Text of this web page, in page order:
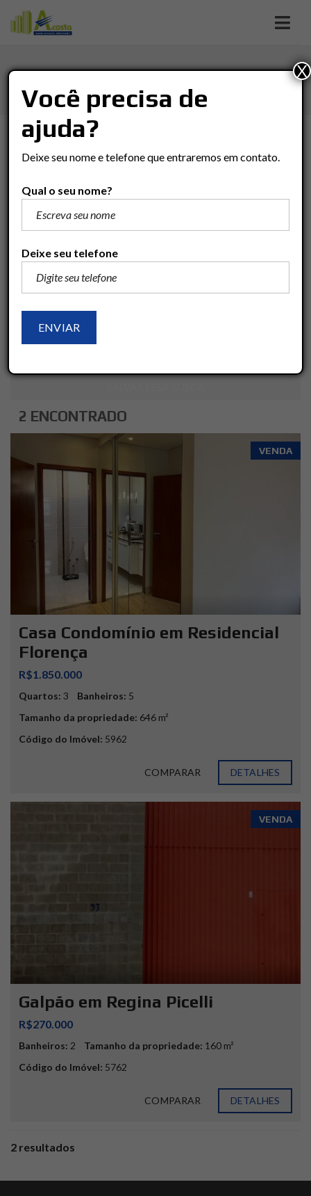
TIPO DE NEGÓCIO
TIPO DO IMÓVEL
BAIRRO
2 ENCONTRADO
VENDA
Casa Condomínio em Residencial
Florença
R$1.850.000
Quartos: 3 Banheiros: 5
Tamanho da propriedade: 646 m²
Código do Imóvel: 5962
COMPARAR DETALHES
VENDA
Galpão em Regina Picelli
R$270.000
Banheiros: 2 Tamanho da propriedade: 160 m²
Código do Imóvel: 5762
COMPARAR DETALHES
2 resultados
Você precisa de
ajuda?
Deixe seu nome e telefone que entraremos em contato.
Qual o seu nome?
Deixe seu telefone
X